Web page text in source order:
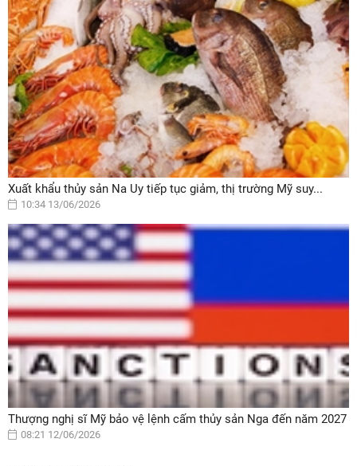
Xuất khẩu thủy sản Na Uy tiếp tục giảm, thị trường Mỹ suy...
10:34 13/06/2026
Thượng nghị sĩ Mỹ bảo vệ lệnh cấm thủy sản Nga đến năm 2027
08:21 12/06/2026